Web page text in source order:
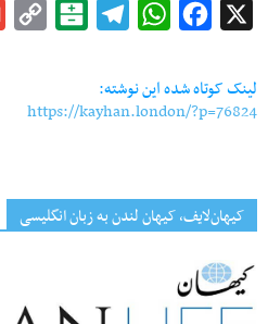
Facebook
WhatsApp
Telegram
Balatarin
لینک کوتاه شده این نوشته:
https://kayhan.london/?p=76824
کیهان‌لایف، کیهان لندن به زبان انگلیسی